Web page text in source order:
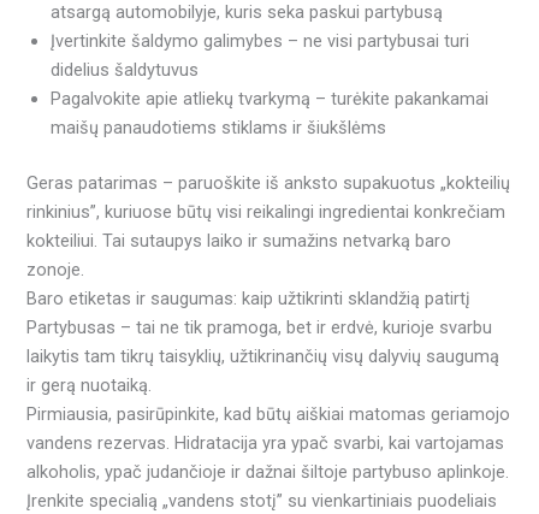
atsargą automobilyje, kuris seka paskui partybusą
Įvertinkite šaldymo galimybes – ne visi partybusai turi
didelius šaldytuvus
Pagalvokite apie atliekų tvarkymą – turėkite pakankamai
maišų panaudotiems stiklams ir šiukšlėms
Geras patarimas – paruoškite iš anksto supakuotus „kokteilių
rinkinius”, kuriuose būtų visi reikalingi ingredientai konkrečiam
kokteiliui. Tai sutaupys laiko ir sumažins netvarką baro
zonoje.
Baro etiketas ir saugumas: kaip užtikrinti sklandžią patirtį
Partybusas – tai ne tik pramoga, bet ir erdvė, kurioje svarbu
laikytis tam tikrų taisyklių, užtikrinančių visų dalyvių saugumą
ir gerą nuotaiką.
Pirmiausia, pasirūpinkite, kad būtų aiškiai matomas geriamojo
vandens rezervas. Hidratacija yra ypač svarbi, kai vartojamas
alkoholis, ypač judančioje ir dažnai šiltoje partybuso aplinkoje.
Įrenkite specialią „vandens stotį” su vienkartiniais puodeliais